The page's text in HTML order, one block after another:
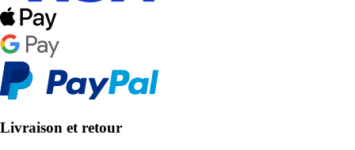
Livraison et retour